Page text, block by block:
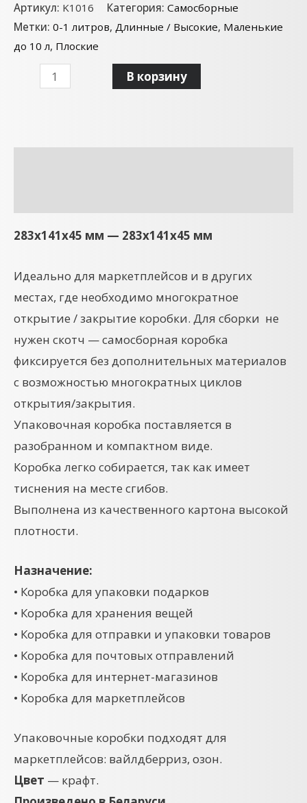
Артикул: K1016 Категория: Самосборные
Метки: 0-1 литров, Длинные / Высокие, Маленькие
до 10 л, Плоские
В корзину
283x141x45 мм — 283x141x45 мм
Идеально для маркетплейсов и в других
местах, где необходимо многократное
открытие / закрытие коробки. Для сборки не
нужен скотч — самосборная коробка
фиксируется без дополнительных материалов
с возможностью многократных циклов
открытия/закрытия.
Упаковочная коробка поставляется в
разобранном и компактном виде.
Коробка легко собирается, так как имеет
тиснения на месте сгибов.
Выполнена из качественного картона высокой
плотности.
Назначение:
• Коробка для упаковки подарков
• Коробка для хранения вещей
• Коробка для отправки и упаковки товаров
• Коробка для почтовых отправлений
• Коробка для интернет-магазинов
• Коробка для маркетплейсов
Упаковочные коробки подходят для
маркетплейсов: вайлдберриз, озон.
Цвет — крафт.